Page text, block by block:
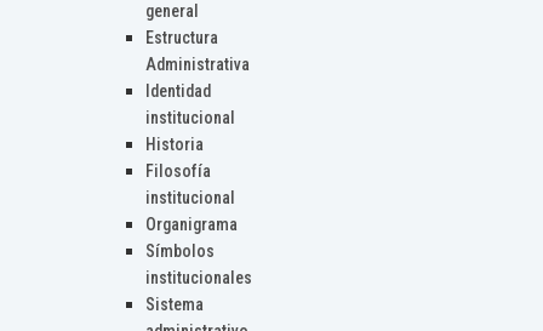
general
Estructura
Administrativa
Identidad
institucional
Historia
Filosofía
institucional
Organigrama
Símbolos
institucionales
Sistema